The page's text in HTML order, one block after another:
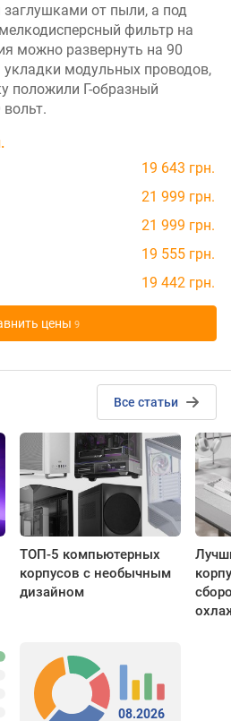
от пыли, а под
фильтр на
можно развернуть на 90
укладки модульных проводов,
положили Г-образный
19 643 грн.
21 999 грн.
21 999 грн.
19 555 грн.
19 442 грн.
цены 9
Все статьи
ТОП-5 компьютерных
корпусов с необычным
дизайном
08.2026